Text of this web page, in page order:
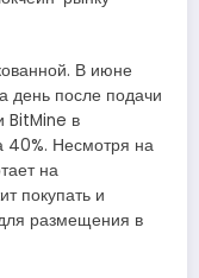
В июне
день после подачи
BitMine в
40%. Несмотря на
на
покупать и
размещения в